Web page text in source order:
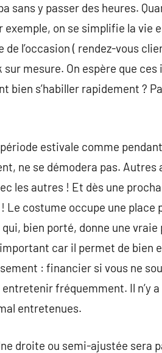
sans y passer des heures.
on se simplifie la vie
l’occasion ( rendez-vous
mesure. On espère que
bien s’habiller rapidement ?
estivale comme
ne se démodera pas. Autres
les autres ! Et dès une
costume occupe une place
bien porté, donne une vraie
car il permet de bien
: financier si vous ne
fréquemment. Il n’y
entretenues.
droite ou semi-ajustée sera